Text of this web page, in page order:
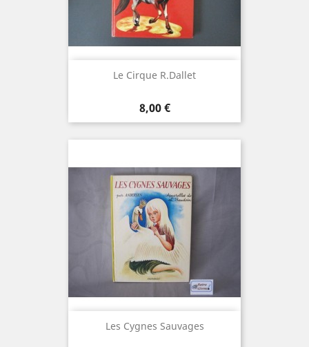
Le Cirque R.Dallet
Prix
8,00 €
Les Cygnes Sauvages